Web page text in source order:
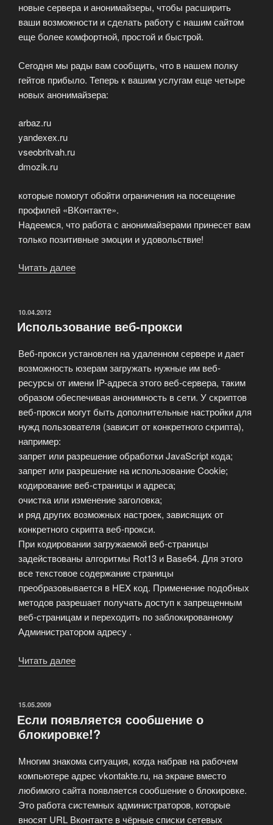
новые сервера и анонимайзеры, чтобы расширить
ваши возможности и сделать работу с нашим сайтом
еще более комфортной, простой и быстрой.
Сегодня мы рады вам сообщить, что в нашем полку
гейтов прибыло. Теперь к вашим услугам еще четыре
новых анонимайзера:
arbaz.ru
yandexex.ru
vseobritvah.ru
dmozik.ru
которые помогут обойти ограничения на посещение
профилей «ВКонтакте».
Надеемся, что работа с анонимайзерами принесет вам
только позитивные эмоции и удовольствие!
Читать далее
ОПУБЛИКОВАНО
10.04.2012
Использование веб-прокси
Веб-прокси установлен на удаленном сервере и дает
возможность юзерам загружать нужные им веб-
ресурсы от имени IP-адреса этого веб-сервера, таким
образом обеспечивая анонимность в сети. У скриптов
веб-прокси могут быть дополнительные настройки для
нужд пользователя (зависит от конкретного скрипта),
например:
запрет или разрешение обработки JavaScript кода;
запрет или разрешение на использование Cookie;
кодирование веб-страницы и адреса;
очистка или изменение заголовка;
и ряд других возможных настроек, зависящих от
конкретного скрипта веб-прокси.
При кодировании загружаемой веб-страницы
задействованы алгоритмы Rot13 и Base64. Для этого
все текстовое содержание страницы
преобразовывается в HEX код. Применение подобных
методов разрешает получать доступ к запрещенным
веб-страницам и переходить по заблокированному
Администратором адресу .
Читать далее
ОПУБЛИКОВАНО
15.05.2009
Если появляется сообшение о
блокировке!?
Многим знакома ситуация, когда набрав на рабочем
компьютере адрес vkontakte.ru, на экране вместо
любимого сайта появляется сообшение о блокировке.
Это работа системных администраторов, которые
вносят URL Вконтакте в чёрные списки сетевых